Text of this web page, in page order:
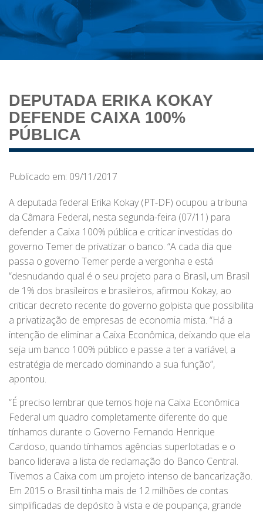
DEPUTADA ERIKA KOKAY
DEFENDE CAIXA 100%
PÚBLICA
Publicado em: 09/11/2017
A deputada federal Erika Kokay (PT-DF) ocupou a tribuna
da Câmara Federal, nesta segunda-feira (07/11) para
defender a Caixa 100% pública e criticar investidas do
governo Temer de privatizar o banco. “A cada dia que
passa o governo Temer perde a vergonha e está
“desnudando qual é o seu projeto para o Brasil, um Brasil
de 1% dos brasileiros e brasileiros, afirmou Kokay, ao
criticar decreto recente do governo golpista que possibilita
a privatização de empresas de economia mista. “Há a
intenção de eliminar a Caixa Econômica, deixando que ela
seja um banco 100% público e passe a ter a variável, a
estratégia de mercado dominando a sua função”,
apontou.
“É preciso lembrar que temos hoje na Caixa Econômica
Federal um quadro completamente diferente do que
tínhamos durante o Governo Fernando Henrique
Cardoso, quando tínhamos agências superlotadas e o
banco liderava a lista de reclamação do Banco Central.
Tivemos a Caixa com um projeto intenso de bancarização.
Em 2015 o Brasil tinha mais de 12 milhões de contas
simplificadas de depósito à vista e de poupança, grande